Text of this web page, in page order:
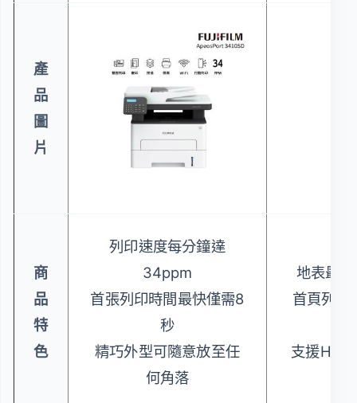
產
品
圖
片
商
品
特
色
列印速度每分鐘達
34ppm
首張列印時間最快僅需8
秒
精巧外型可隨意放至任
何角落
地表最
首頁列印
支援HP